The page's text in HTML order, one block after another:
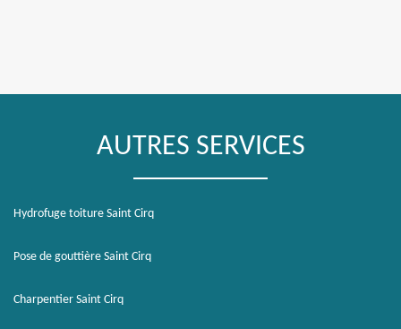
AUTRES SERVICES
Hydrofuge toiture Saint Cirq
Pose de gouttière Saint Cirq
Charpentier Saint Cirq